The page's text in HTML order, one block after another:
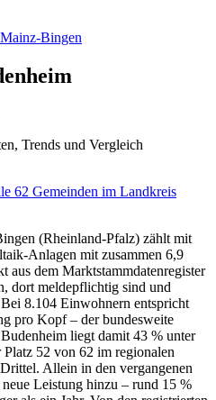
Mainz-Bingen
Trends und Vergleich
62 Gemeinden im Landkreis
(Rheinland-Pfalz) zählt mit
Anlagen mit zusammen 6,9
dem Marktstammdatenregister
dort meldepflichtig sind und
8.104 Einwohnern entspricht
pro Kopf – der bundesweite
liegt damit 43 % unter
52 von 62 im regionalen
Allein in den vergangenen
Leistung hinzu – rund 15 %